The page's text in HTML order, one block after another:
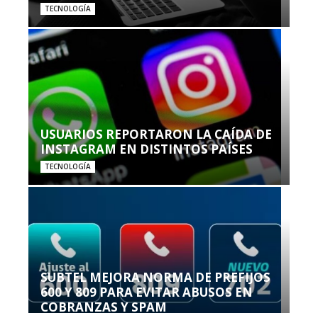
TECNOLOGÍA
USUARIOS REPORTARON LA CAÍDA DE
INSTAGRAM EN DISTINTOS PAÍSES
TECNOLOGÍA
SUBTEL MEJORA NORMA DE PREFIJOS
600 Y 809 PARA EVITAR ABUSOS EN
COBRANZAS Y SPAM